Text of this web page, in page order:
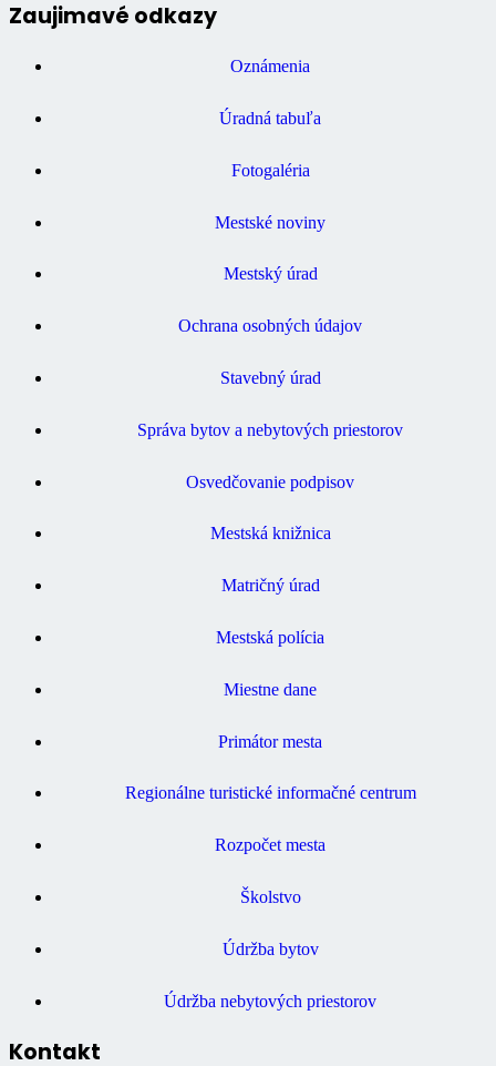
Zaujimavé odkazy
Oznámenia
Úradná tabuľa
Fotogaléria
Mestské noviny
Mestský úrad
Ochrana osobných údajov
Stavebný úrad
Správa bytov a nebytových priestorov
Osvedčovanie podpisov
Mestská knižnica
Matričný úrad
Mestská polícia
Miestne dane
Primátor mesta
Regionálne turistické informačné centrum
Rozpočet mesta
Školstvo
Údržba bytov
Údržba nebytových priestorov
Kontakt